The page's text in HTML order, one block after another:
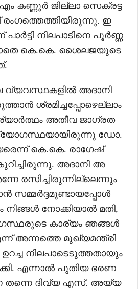
കണ്ണൂർ ജില്ലാ സെക്രട്ട
രംഗത്തെത്തിയിരുന്നു. ഇ
നിലപാടിനെ പൂർണ്ണ
കെ.കെ. ശൈലജയുടെ
വ്യവസ്ഥകളിൽ അദാനി
ശ്രമിച്ചപ്പോഴെല്ലാം
അതീവ ജാഗ്രത
ഡോ.
കെ.കെ. രാഗേഷ്
അദാനി അ
രസിച്ചിരുന്നില്ലെന്നും
സമ്മർദ്ദമുണ്ടായപ്പോൾ
നിങ്ങൾ നോക്കിയാൽ മതി,
കാര്യം ഞങ്ങൾ
അന്നത്തെ മുഖ്യമന്ത്രി
നിലപാടെടുത്തതായും
എന്നാൽ പുതിയ ഭരണ
തന്നെ ദിവ്യ എസ്. അയ്യ